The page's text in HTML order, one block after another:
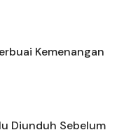
Kemenangan
Diunduh Sebelum